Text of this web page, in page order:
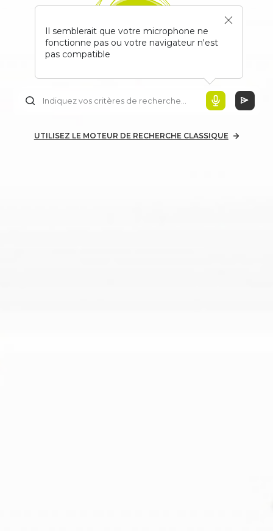
Il semblerait que votre microphone ne
fonctionne pas ou votre navigateur n'est
pas compatible
UTILISEZ LE MOTEUR DE RECHERCHE CLASSIQUE